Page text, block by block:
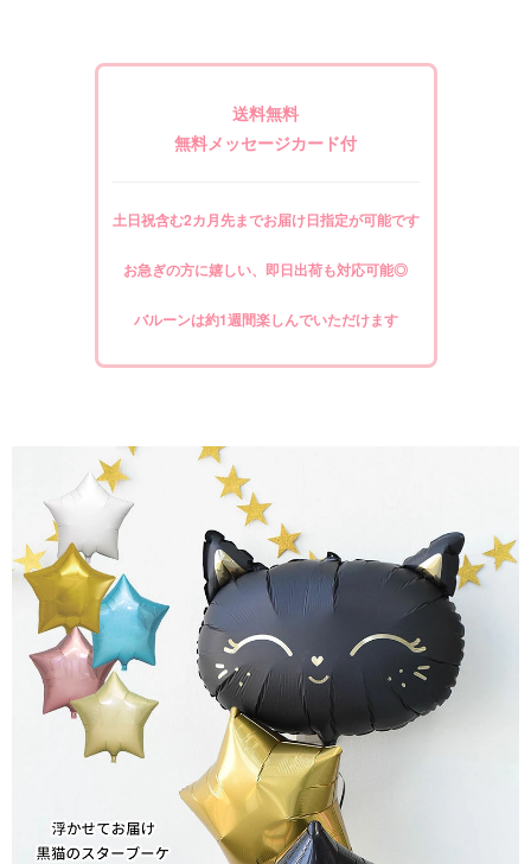
送料無料
無料メッセージカード付
土日祝含む2カ月先までお届け日指定が可能です
お急ぎの方に嬉しい、即日出荷も対応可能◎
バルーンは約1週間楽しんでいただけます